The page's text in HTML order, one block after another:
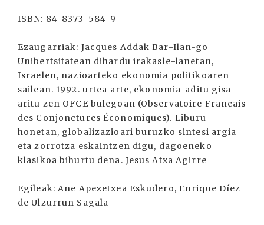
ISBN: 84-8373-584-9
Ezaugarriak: Jacques Addak Bar-Ilan-go
Unibertsitatean dihardu irakasle-lanetan,
Israelen, nazioarteko ekonomia politikoaren
sailean. 1992. urtea arte, ekonomia-aditu gisa
aritu zen OFCE bulegoan (Observatoire Français
des Conjonctures Économiques). Liburu
honetan, globalizazioari buruzko sintesi argia
eta zorrotza eskaintzen digu, dagoeneko
klasikoa bihurtu dena. Jesus Atxa Agirre
Egileak: Ane Apezetxea Eskudero, Enrique Díez
de Ulzurrun Sagala